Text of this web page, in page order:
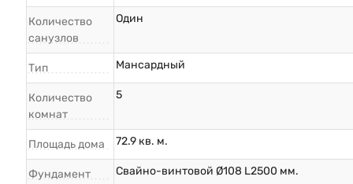
Количество
санузлов
Один
Тип Мансардный
Количество
комнат
5
Площадь дома 72.9 кв. м.
Фундамент Свайно-винтовой Ø108 L2500 мм.